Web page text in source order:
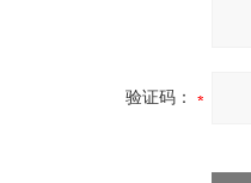
验证码：